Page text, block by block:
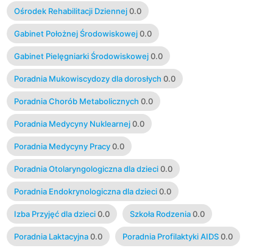
Ośrodek Rehabilitacji Dziennej 0.0
Gabinet Położnej Środowiskowej 0.0
Gabinet Pielęgniarki Środowiskowej 0.0
Poradnia Mukowiscydozy dla dorosłych 0.0
Poradnia Chorób Metabolicznych 0.0
Poradnia Medycyny Nuklearnej 0.0
Poradnia Medycyny Pracy 0.0
Poradnia Otolaryngologiczna dla dzieci 0.0
Poradnia Endokrynologiczna dla dzieci 0.0
Izba Przyjęć dla dzieci 0.0 Szkoła Rodzenia 0.0
Poradnia Laktacyjna 0.0 Poradnia Profilaktyki AIDS 0.0